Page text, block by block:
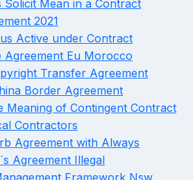
Solicit Mean in a Contract
2021
Active under Contract
Agreement Eu Morocco
Transfer Agreement
Border Agreement
Meaning of Contingent Contract
Contractors
Agreement with Always
Agreement Illegal